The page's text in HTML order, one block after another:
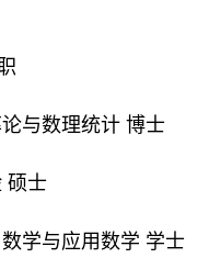
与数理统计 博士
硕士
学与应用数学 学士